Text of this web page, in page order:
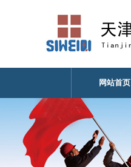
网站首页